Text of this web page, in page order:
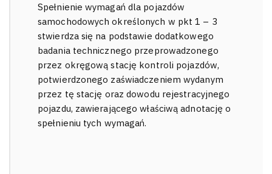
Spełnienie wymagań dla pojazdów
samochodowych określonych w pkt 1 – 3
stwierdza się na podstawie dodatkowego
badania technicznego przeprowadzonego
przez okręgową stację kontroli pojazdów,
potwierdzonego zaświadczeniem wydanym
przez tę stację oraz dowodu rejestracyjnego
pojazdu, zawierającego właściwą adnotację o
spełnieniu tych wymagań.